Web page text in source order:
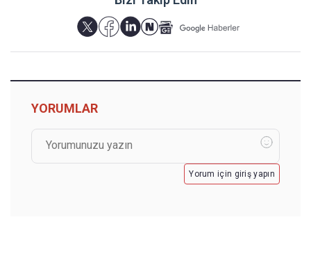
YORUMLAR
Yorum için giriş yapın